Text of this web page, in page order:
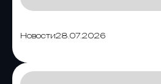
Новости28.07.2026